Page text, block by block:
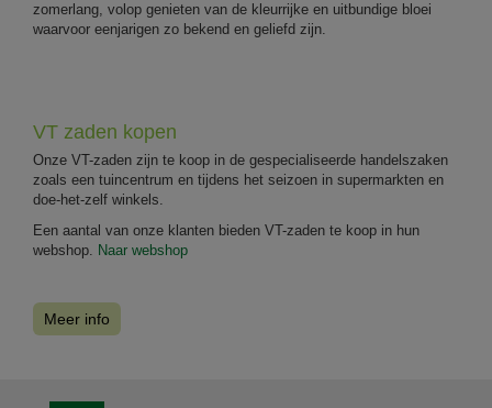
zomerlang, volop genieten van de kleurrijke en uitbundige bloei
waarvoor eenjarigen zo bekend en geliefd zijn.
VT zaden kopen
Onze VT-zaden zijn te koop in de gespecialiseerde handelszaken
zoals een tuincentrum en tijdens het seizoen in supermarkten en
doe-het-zelf winkels.
Een aantal van onze klanten bieden VT-zaden te koop in hun
webshop. Naar webshop
Meer info